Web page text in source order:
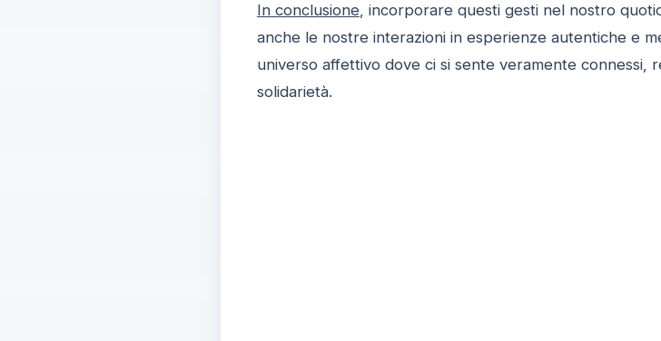
In conclusione, incorporare questi gesti nel nostro
anche le nostre interazioni in esperienze autentiche e
universo affettivo dove ci si sente veramente
solidarietà.